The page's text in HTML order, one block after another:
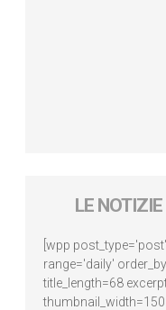
LE
[wpp
range='daily'
title_length=68
thumbnail_width=150